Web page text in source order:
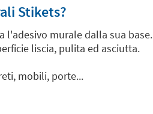
Stikets?
l'adesivo murale dalla sua base.
liscia, pulita ed asciutta.
mobili, porte...